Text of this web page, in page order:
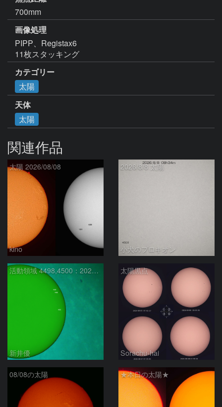
700mm
画像処理
PIPP、Registax6
11枚スタッキング
カテゴリー
太陽
天体
太陽
関連作品
太陽 2026/08/08
kino
2026/8/8 太陽
小犬のプロキオン
活動領域 4498,4500：2026/08/08
新井優
太陽黒点
Sorachu-hai
08/08の太陽 ★本日の太陽★